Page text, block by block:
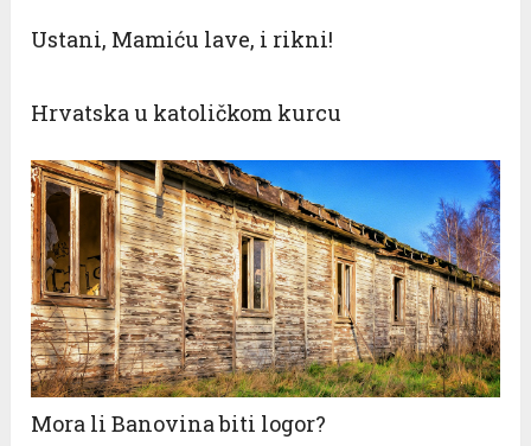
Ustani, Mamiću lave, i rikni!
Hrvatska u katoličkom kurcu
Mora li Banovina biti logor?